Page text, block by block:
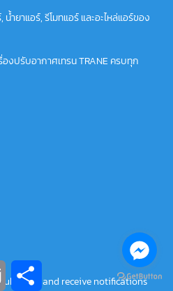
ำยาแอร์, รีโมทแอร์ และอะไหล่แอร์ของ
องปรับอากาศเทรน TRANE ครบทุก
and receive notifications
Email